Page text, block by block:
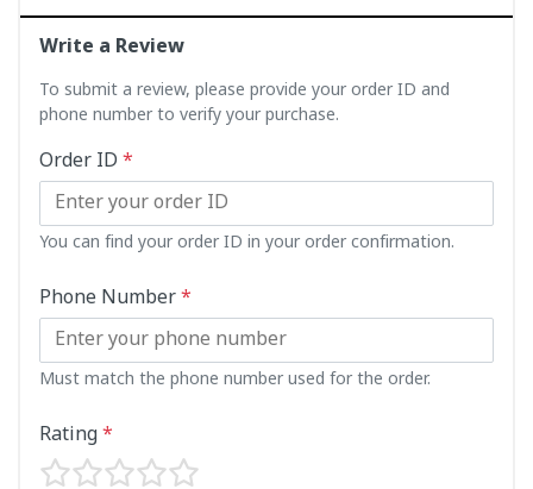
Write a Review
To submit a review, please provide your order ID and
phone number to verify your purchase.
Order ID *
You can find your order ID in your order confirmation.
Phone Number*
Must match the phone number used for the order.
Rating*